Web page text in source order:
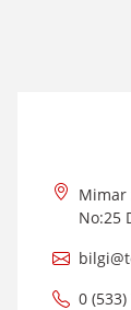
Mimar
No:25
0